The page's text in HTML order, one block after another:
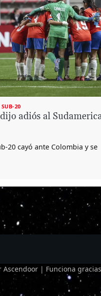
SUB-20
adiós al
20 cayó ante Colombia y se
Ascendoor | Funciona
Accelerator
attractive for people and search